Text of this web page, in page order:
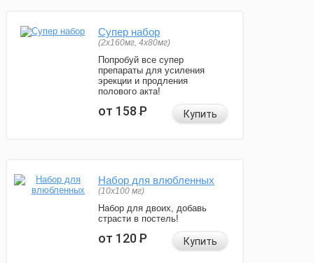
Супер набор
(2х160мг, 4х80мг)
Попробуй все супер
препараты для усиления
эрекции и продления
полового акта!
от 158Р Купить
Набор для влюбленных
(10х100 мг)
Набор для двоих, добавь
страсти в постель!
от 120Р Купить